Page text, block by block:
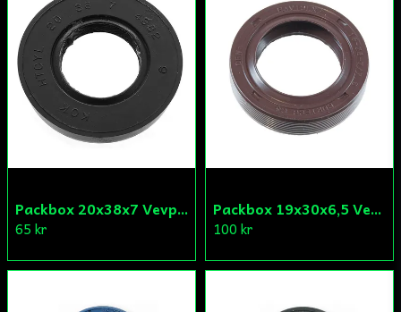
Packbox 20x38x7 Vevparti Derbi (original)
65 kr
Packbox 19x30x6,5 Vevparti Vä Aprilia/Derbi/Gilera (original)
100 kr